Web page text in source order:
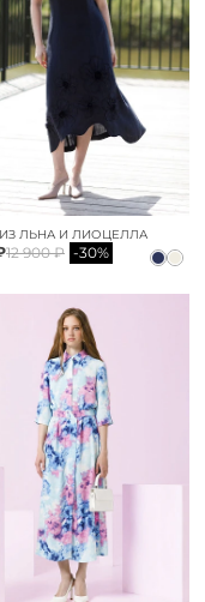
ЛЬНА И ЛИОЦЕЛЛА
12 900 ₽ -30%